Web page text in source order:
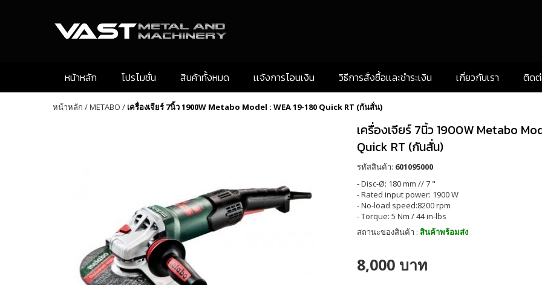
หน้าหลัก โปรโมชั่น สินค้าทั้งหมด เเจ้งการโอนเงิน วิธีการสั่งซื้อเเละชำระเงิน เกี่ยวกับเรา ติดต่
หน้าหลัก /METABO / เครื่องเจียร์ 7นิ้ว 1900W Metabo Model : WEA 19-180 Quick RT (กันสั่น)
เครื่องเจียร์ 7นิ้ว 1900W Metabo
Quick RT (กันสั่น)
รหัสสินค้า: 601095000
- Disc-Ø: 180 mm // 7 "
- Rated input power: 1900 W
- No-load speed:8200 rpm
- Torque: 5 Nm / 44 in-lbs
สถานะของสินค้า : สินค้าพร้อมส่ง
8,000 บาท